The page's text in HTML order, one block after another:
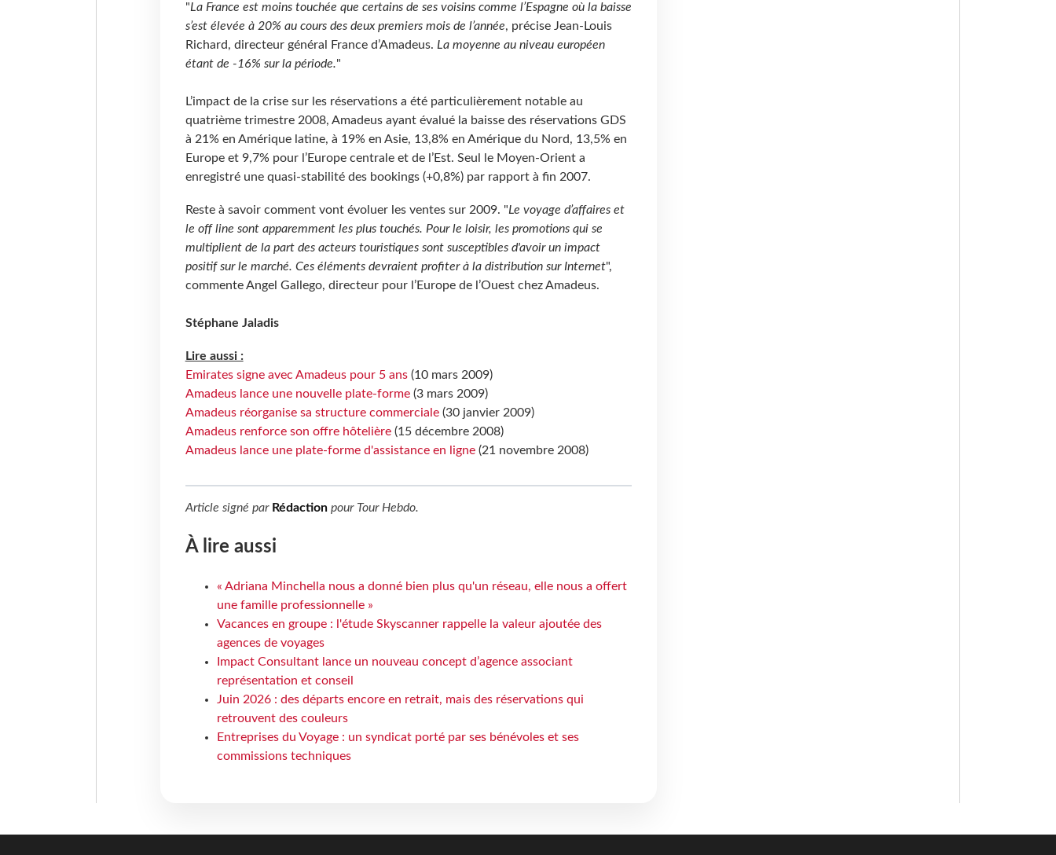
"La France est moins touchée que certains de ses voisins comme l’Espagne où la baisse
s’est élevée à 20% au cours des deux premiers mois de l’année, précise Jean-Louis
Richard, directeur général France d’Amadeus. La moyenne au niveau européen
étant de -16% sur la période."
L’impact de la crise sur les réservations a été particulièrement notable au
quatrième trimestre 2008, Amadeus ayant évalué la baisse des réservations GDS
à 21% en Amérique latine, à 19% en Asie, 13,8% en Amérique du Nord, 13,5% en
Europe et 9,7% pour l’Europe centrale et de l’Est. Seul le Moyen-Orient a
enregistré une quasi-stabilité des bookings (+0,8%) par rapport à fin 2007.
Reste à savoir comment vont évoluer les ventes sur 2009. "Le voyage d’affaires et
le off line sont apparemment les plus touchés. Pour le loisir, les promotions qui se
multiplient de la part des acteurs touristiques sont susceptibles d'avoir un impact
positif sur le marché. Ces éléments devraient profiter à la distribution sur Internet",
commente Angel Gallego, directeur pour l’Europe de l’Ouest chez Amadeus.
Stéphane Jaladis
Lire aussi :
Emirates signe avec Amadeus pour 5 ans(10 mars 2009)
Amadeus lance une nouvelle plate-forme(3 mars 2009)
Amadeus réorganise sa structure commerciale(30 janvier 2009)
Amadeus renforce son offre hôtelière(15 décembre 2008)
Amadeus lance une plate-forme d'assistance en ligne(21 novembre 2008)
Article signé par Rédactionpour Tour Hebdo.
À lire aussi
« Adriana Minchella nous a donné bien plus qu'un réseau, elle nous a offert
une famille professionnelle »
Vacances en groupe : l'étude Skyscanner rappelle la valeur ajoutée des
agences de voyages
Impact Consultant lance un nouveau concept d’agence associant
représentation et conseil
Juin 2026 : des départs encore en retrait, mais des réservations qui
retrouvent des couleurs
Entreprises du Voyage : un syndicat porté par ses bénévoles et ses
commissions techniques